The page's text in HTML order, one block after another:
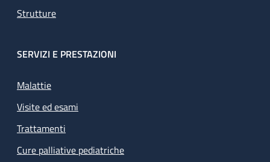
Strutture
SERVIZI E PRESTAZIONI
Malattie
Visite ed esami
Trattamenti
Cure palliative pediatriche